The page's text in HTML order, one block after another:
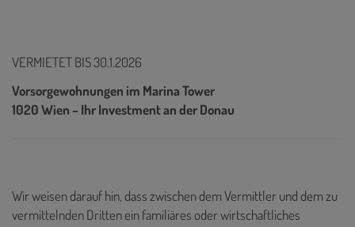
VERMIETET BIS 30.1.2026
Vorsorgewohnungen im Marina Tower
1020 Wien – Ihr Investment an der Donau
Wir weisen darauf hin, dass zwischen dem Vermittler und dem zu
vermittelnden Dritten ein familiäres oder wirtschaftliches